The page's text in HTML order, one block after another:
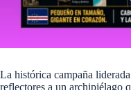
La histórica campaña
reflectores a un archipiélago